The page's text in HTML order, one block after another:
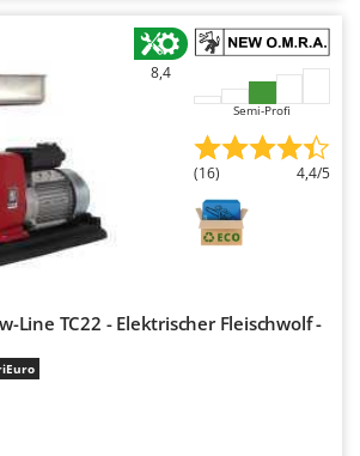
8,4
Semi-Profi
(16) 4,4/5
Line TC22 - Elektrischer Fleischwolf -